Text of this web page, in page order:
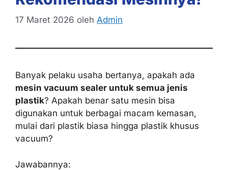
17 Maret 2026 oleh Admin
Banyak pelaku usaha bertanya, apakah ada
mesin vacuum sealer untuk semua jenis
plastik? Apakah benar satu mesin bisa
digunakan untuk berbagai macam kemasan,
mulai dari plastik biasa hingga plastik khusus
vacuum?
Jawabannya: